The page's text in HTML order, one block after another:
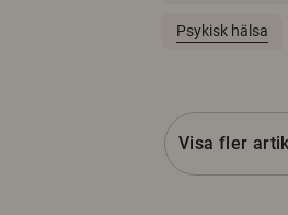
Psykisk hälsa
Visa fler